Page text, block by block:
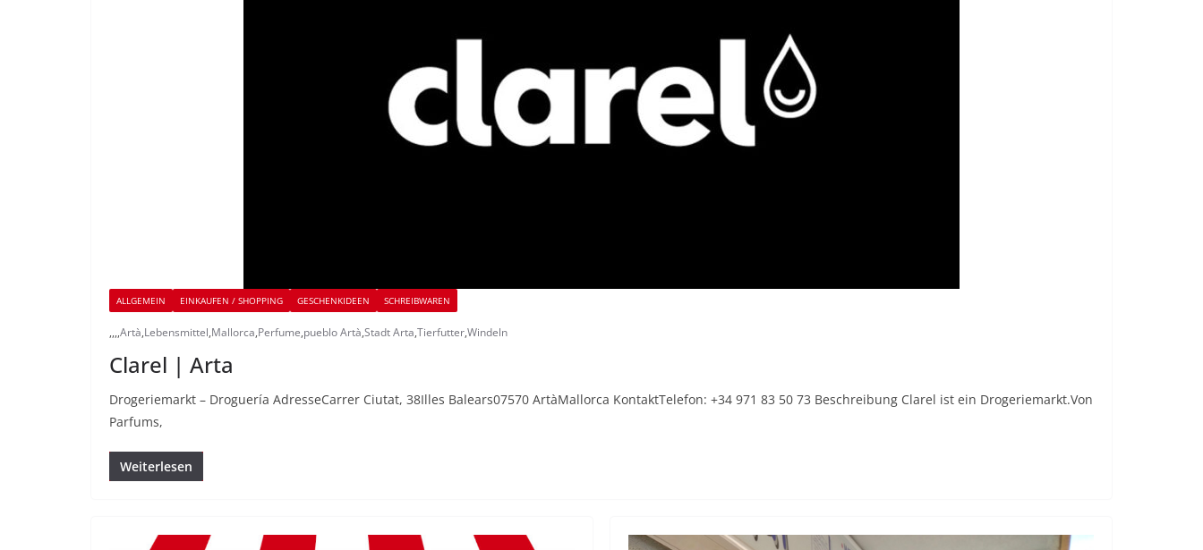
ALLGEMEIN EINKAUFEN / SHOPPING GESCHENKIDEEN SCHREIBWAREN
,,,,Artà,Lebensmittel,Mallorca,Perfume,pueblo Artà,Stadt Arta,Tierfutter,Windeln
Clarel | Arta
Drogeriemarkt – Droguería AdresseCarrer Ciutat, 38Illes Balears07570 ArtàMallorca KontaktTelefon: +34 971 83 50 73 Beschreibung Clarel ist ein Drogeriemarkt.Von
Parfums,
Weiterlesen